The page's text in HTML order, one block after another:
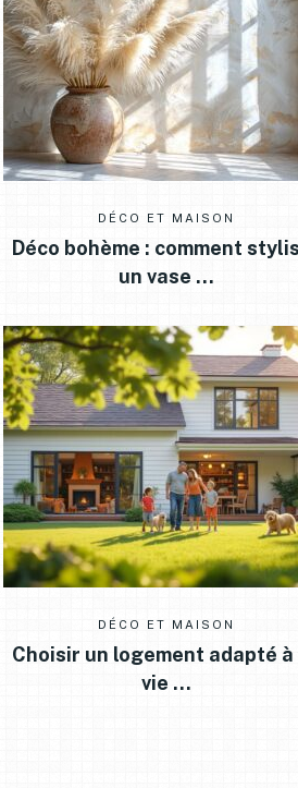
DÉCO ET MAISON
Déco bohème : comment
un vase …
DÉCO ET MAISON
Choisir un logement adapté à
vie …